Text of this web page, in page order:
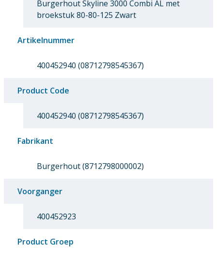
Burgerhout Skyline 3000 Combi AL met
broekstuk 80-80-125 Zwart
Artikelnummer
400452940 (08712798545367)
Product Code
400452940 (08712798545367)
Fabrikant
Burgerhout (8712798000002)
Voorganger
400452923
Product Groep